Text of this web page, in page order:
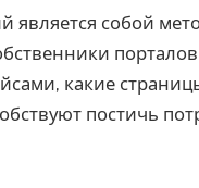
является собой
какие
постичь